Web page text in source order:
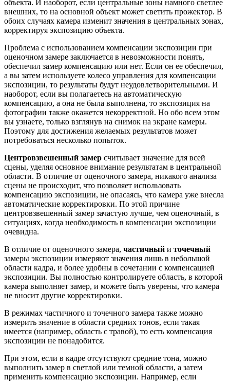
объекта. И наоборот, если центральные зоны намного светлее
внешних, то на основной объект может светить прожектор. В
обоих случаях камера изменит значения в центральных зонах,
корректируя экспозицию объекта.
Проблема с использованием компенсации экспозиции при
оценочном замере заключается в невозможности понять,
обеспечил замер компенсацию или нет. Если он ее обеспечил,
а вы затем используете колесо управления для компенсации
экспозиции, то результаты будут неудовлетворительными. И
наоборот, если вы полагаетесь на автоматическую
компенсацию, а она не была выполнена, то экспозиция на
фотографии также окажется некорректной. Но обо всем этом
вы узнаете, только взглянув на снимок на экране камеры.
Поэтому для достижения желаемых результатов может
потребоваться несколько попыток.
Центровзвешенный замер считывает значение для всей
сцены, уделяя основное внимание результатам в центральной
области. В отличие от оценочного замера, никакого анализа
сцены не происходит, что позволяет использовать
компенсацию экспозиции, не опасаясь, что камера уже внесла
автоматические корректировки. По этой причине
центровзвешенный замер зачастую лучше, чем оценочный, в
ситуациях, когда необходимость в компенсации экспозиции
очевидна.
В отличие от оценочного замера, частичный и точечный
замеры экспозиции измеряют значения лишь в небольшой
области кадра, и более удобны в сочетании с компенсацией
экспозиции. Вы полностью контролируете область, в которой
камера выполняет замер, и можете быть уверены, что камера
не вносит другие корректировки.
В режимах частичного и точечного замера также можно
измерить значение в области средних тонов, если такая
имеется (например, область с травой), то есть компенсация
экспозиции не понадобится.
При этом, если в кадре отсутствуют средние тона, можно
выполнить замер в светлой или темной области, а затем
применить компенсацию экспозиции. Например, если